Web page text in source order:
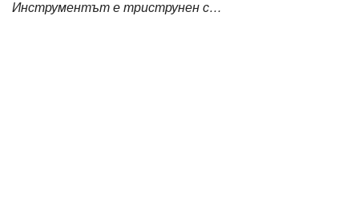
Инструментът е триструнен с…